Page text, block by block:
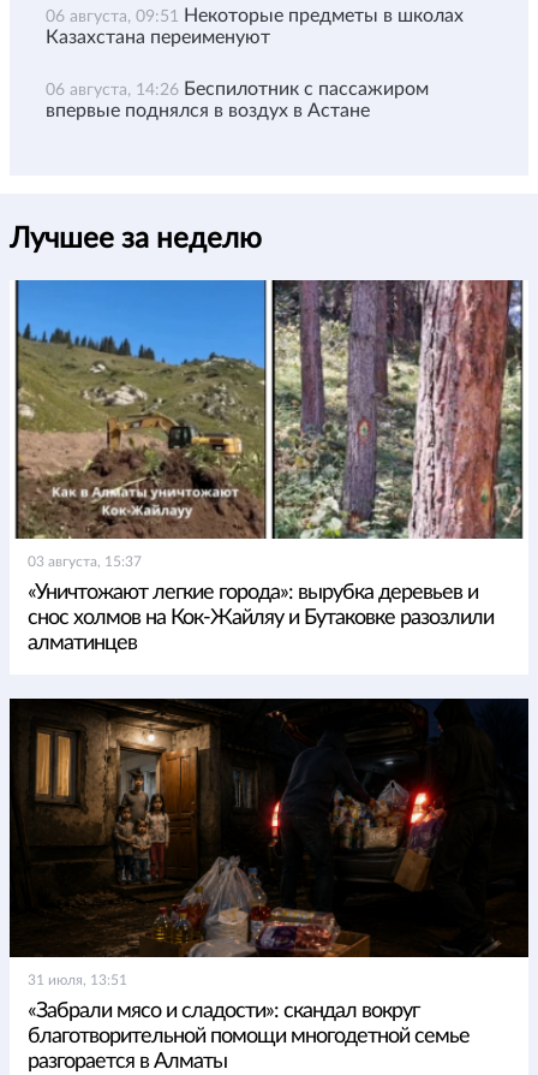
06 августа, 09:51 Некоторые предметы в школах
Казахстана переименуют
06 августа, 14:26 Беспилотник с пассажиром
впервые поднялся в воздух в Астане
Лучшее за неделю
03 августа, 15:37
«Уничтожают легкие города»: вырубка деревьев и
снос холмов на Кок-Жайляу и Бутаковке разозлили
алматинцев
31 июля, 13:51
«Забрали мясо и сладости»: скандал вокруг
благотворительной помощи многодетной семье
разгорается в Алматы